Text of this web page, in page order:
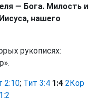
— Бога. Милость и
нашего
рукописях:
2:10; Тит 3:4 1:4 2Кор